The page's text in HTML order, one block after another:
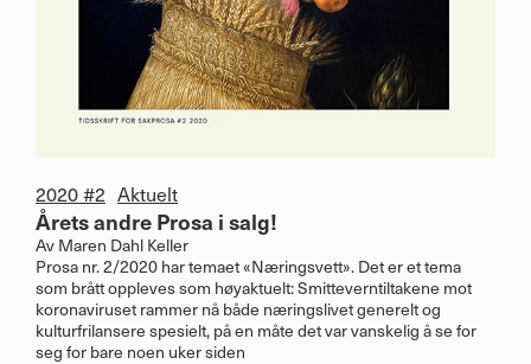
2020 #2 Aktuelt
Årets andre Prosa i salg!
Av Maren Dahl Keller
Prosa nr. 2/2020 har temaet «Næringsvett». Det er et tema
som brått oppleves som høyaktuelt: Smitteverntiltakene mot
koronaviruset rammer nå både næringslivet generelt og
kulturfrilansere spesielt, på en måte det var vanskelig å se for
seg for bare noen uker siden